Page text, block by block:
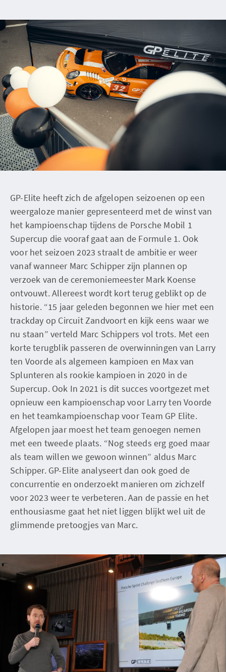
GP-Elite heeft zich de afgelopen seizoenen op een
weergaloze manier gepresenteerd met de winst van
het kampioenschap tijdens de Porsche Mobil 1
Supercup die vooraf gaat aan de Formule 1. Ook
voor het seizoen 2023 straalt de ambitie er weer
vanaf wanneer Marc Schipper zijn plannen op
verzoek van de ceremoniemeester Mark Koense
ontvouwt. Allereest wordt kort terug geblikt op de
historie. “15 jaar geleden begonnen we hier met een
trackday op Circuit Zandvoort en kijk eens waar we
nu staan” verteld Marc Schippers vol trots. Met een
korte terugblik passeren de overwinningen van Larry
ten Voorde als algemeen kampioen en Max van
Splunteren als rookie kampioen in 2020 in de
Supercup. Ook In 2021 is dit succes voortgezet met
opnieuw een kampioenschap voor Larry ten Voorde
en het teamkampioenschap voor Team GP Elite.
Afgelopen jaar moest het team genoegen nemen
met een tweede plaats. “Nog steeds erg goed maar
als team willen we gewoon winnen” aldus Marc
Schipper. GP-Elite analyseert dan ook goed de
concurrentie en onderzoekt manieren om zichzelf
voor 2023 weer te verbeteren. Aan de passie en het
enthousiasme gaat het niet liggen blijkt wel uit de
glimmende pretoogjes van Marc.